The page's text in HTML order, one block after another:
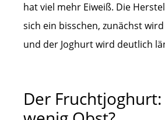
hat viel mehr Eiweiß. Die
sich ein bisschen, zunächst
und der Joghurt wird deutlich
Der Fruchtjoghurt: